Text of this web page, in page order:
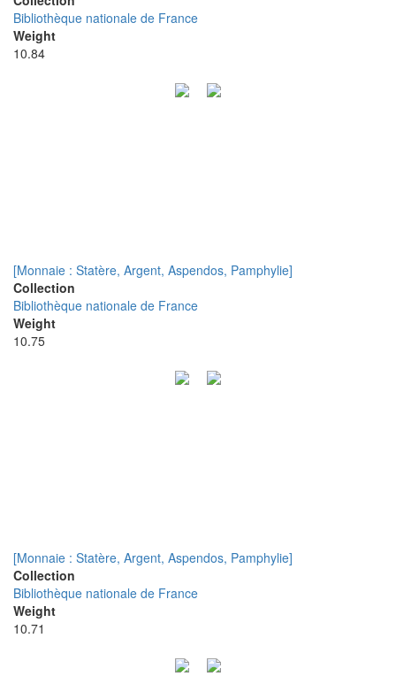
Bibliothèque nationale de France
Weight
10.84
[Monnaie : Statère, Argent, Aspendos, Pamphylie]
Collection
Bibliothèque nationale de France
Weight
10.75
[Monnaie : Statère, Argent, Aspendos, Pamphylie]
Collection
Bibliothèque nationale de France
Weight
10.71